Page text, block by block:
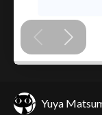
Yuya